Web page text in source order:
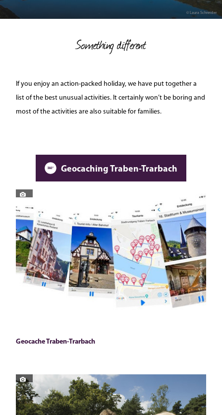
© Laura Schneider
Something different
If you enjoy an action-packed holiday, we have put together a
list of the best unusual activities. It certainly won’t be boring and
most of the activities are also suitable for families.
Geocaching Traben-Trarbach
© Tourist-Information Traben-Trarbach
Geocache Traben-Trarbach